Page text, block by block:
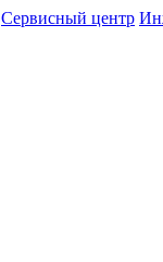
Сервисный центр